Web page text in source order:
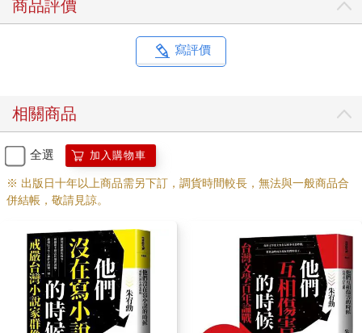
商品評價
寫評價
相關商品
全選 加入購物車
※ 出版日十年以上商品需另下訂，調貨時間較長，無法與一般商品合
併結帳，敬請見諒。